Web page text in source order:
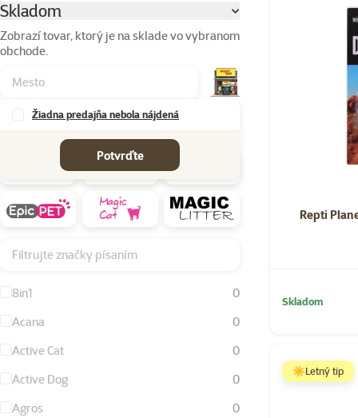
Parametrický filter
Skladom
Zobrazí tovar, ktorý je na sklade vo vybranom
obchode.
Žiadna predajňa nebola nájdená
Potvrďte
Filtrujte značky písaním
8in1
0
Acana
0
Active Cat
0
Active Dog
0
Agros
0
Repti
Skladom
☀️Letný tip